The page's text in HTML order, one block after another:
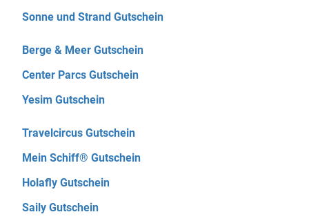
Sonne und Strand Gutschein
Berge & Meer Gutschein
Center Parcs Gutschein
Yesim Gutschein
Travelcircus Gutschein
Mein Schiff® Gutschein
Holafly Gutschein
Saily Gutschein